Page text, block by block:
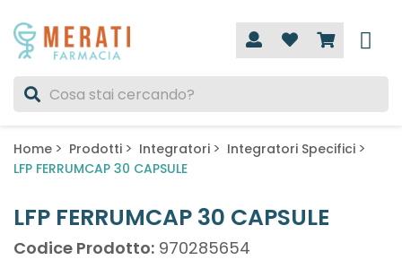
Home Prodotti Integratori
Integratori Specifici
LFP FERRUMCAP 30 CAPSULE
LFP FERRUMCAP 30 CAPSULE
Codice Prodotto: 970285654